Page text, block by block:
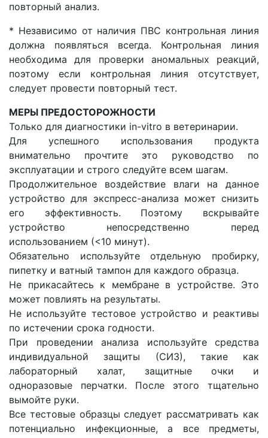
повторный анализ.
* Независимо от наличия ПВС контрольная линия
должна появляться всегда. Контрольная линия
необходима для проверки аномальных реакций,
поэтому если контрольная линия отсутствует,
следует провести повторный тест.
МЕРЫ ПРЕДОСТОРОЖНОСТИ
Только для диагностики in-vitro в ветеринарии.
Для успешного использования продукта
внимательно прочтите это руководство по
эксплуатации и строго следуйте всем шагам.
Продолжительное воздействие влаги на данное
устройство для экспресс-анализа может снизить
его эффективность. Поэтому вскрывайте
устройство непосредственно перед
использованием (<10 минут).
Обязательно используйте отдельную пробирку,
пипетку и ватный тампон для каждого образца.
Не прикасайтесь к мембране в устройстве. Это
может повлиять на результаты.
Не используйте тестовое устройство и реактивы
по истечении срока годности.
При проведении анализа используйте средства
индивидуальной защиты (СИЗ), такие как
лабораторный халат, защитные очки и
одноразовые перчатки. После этого тщательно
вымойте руки.
Все тестовые образцы следует рассматривать как
потенциально инфекционные, а все предметы,